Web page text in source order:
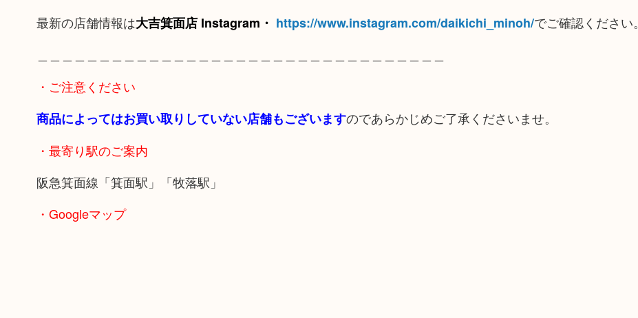
最新の店舗情報は大吉箕面店 Instagram・ https://www.instagram.com/daikichi_minoh/でご確認ください。
・ご注意ください
商品によってはお買い取りしていない店舗もございますのであらかじめご了承くださいませ。
・最寄り駅のご案内
阪急箕面線「箕面駅」「牧落駅」
・Googleマップ